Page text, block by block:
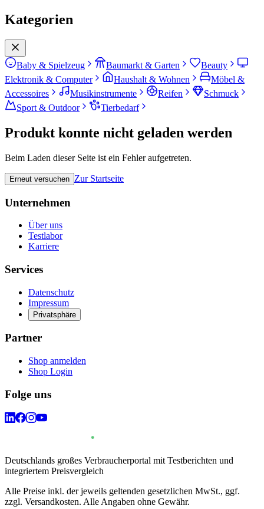
Kategorien
Baby & Spielzeug Baumarkt & Garten
Beauty
Elektronik & Computer
Haushalt & Wohnen
Möbel &
Accessoires
Musikinstrumente Reifen
Schmuck
Sport & Outdoor
Tierbedarf
Produkt konnte nicht geladen werden
Beim Laden dieser Seite ist ein Fehler aufgetreten.
Erneut versuchen Zur Startseite
Unternehmen
Über uns
Testlabor
Karriere
Services
Datenschutz
Impressum
Privatsphäre
Partner
Shop anmelden
Shop Login
Folge uns
Deutschlands großes Verbraucherportal mit Testberichten und
integriertem Preisvergleich
Alle Preise inkl. der jeweils geltenden gesetzlichen MwSt., ggf.
zzgl. Versandkosten. Alle Angaben ohne Gewähr.